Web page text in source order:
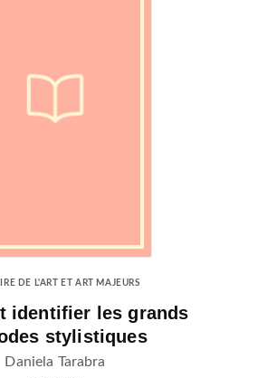
DE L'ART ET ART MAJEURS
identifier les grands
stylistiques
Daniela Tarabra